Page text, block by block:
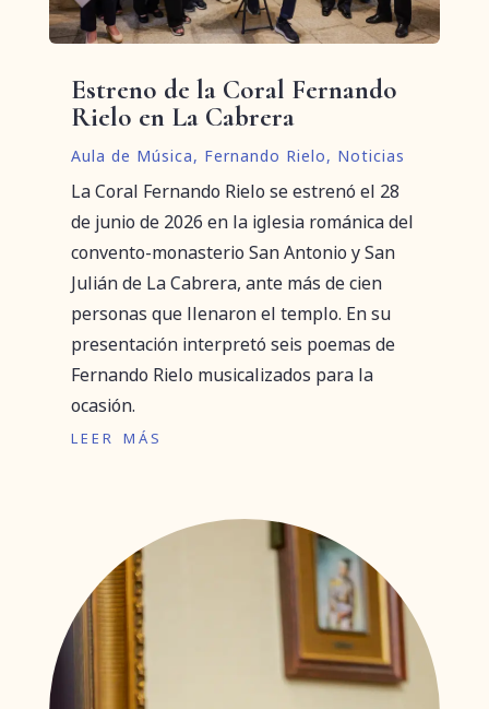
Estreno de la Coral Fernando
Rielo en La Cabrera
Aula de Música, Fernando Rielo, Noticias
La Coral Fernando Rielo se estrenó el 28
de junio de 2026 en la iglesia románica del
convento-monasterio San Antonio y San
Julián de La Cabrera, ante más de cien
personas que llenaron el templo. En su
presentación interpretó seis poemas de
Fernando Rielo musicalizados para la
ocasión.
leer más